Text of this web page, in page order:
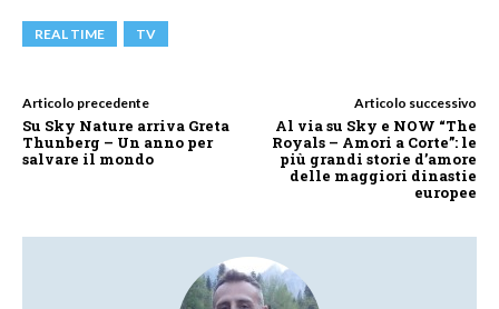
REAL TIME TV
Articolo precedente
Su Sky Nature arriva Greta
Thunberg – Un anno per
salvare il mondo
Articolo successivo
Al via su Sky e NOW “The
Royals – Amori a Corte”: le
più grandi storie d’amore
delle maggiori dinastie
europee